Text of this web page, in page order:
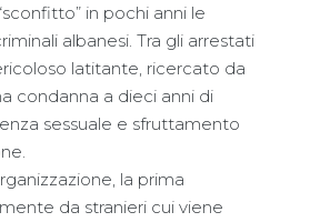
in pochi anni le
albanesi. Tra gli arrestati
latitante, ricercato da
condanna a dieci anni di
sessuale e sfruttamento
la prima
da stranieri cui viene